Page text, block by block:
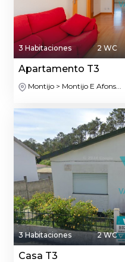
3 Habitaciones 2 WC
Apartamento T3
Montijo > Montijo E Afons...
3 Habitaciones 2 WC
Casa T3